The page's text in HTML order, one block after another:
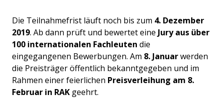
Die Teilnahmefrist läuft noch bis zum 4. Dezember
2019. Ab dann prüft und bewertet eine Jury aus über
100 internationalen Fachleuten die
eingegangenen Bewerbungen. Am 8. Januarwerden
die Preisträger öffentlich bekanntgegeben und im
Rahmen einer feierlichen Preisverleihung am 8.
Februar in RAK geehrt.